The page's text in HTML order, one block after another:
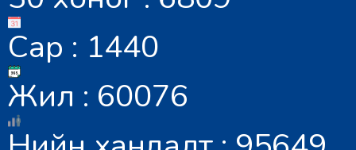
Сар : 1440
Жил : 60076